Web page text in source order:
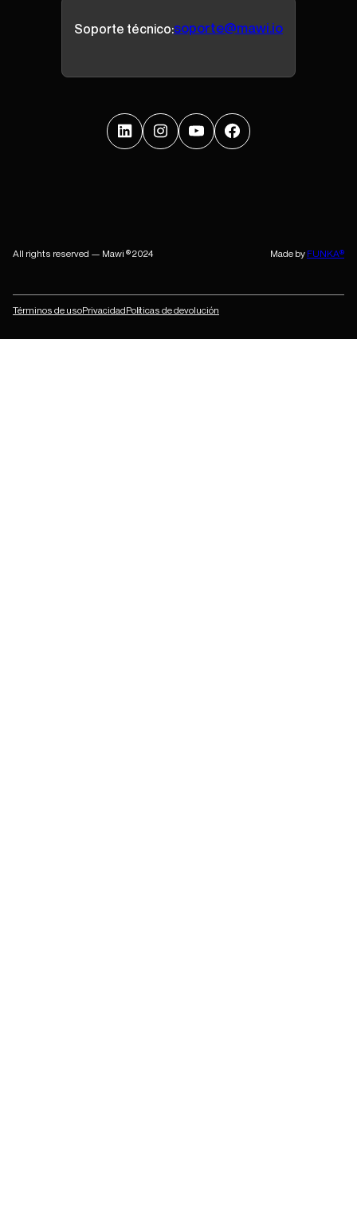
Soporte técnico:soporte@mawi.io
All rights reserved — Mawi ® 2024
Términos de usoPrivacidadPolíticas de devolución
Made by FUNKA®